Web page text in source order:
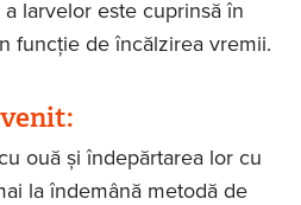
larvelor este cuprinsă în
funcție de încălzirea vremii.
ouă și îndepărtarea lor cu
la îndemână metodă de